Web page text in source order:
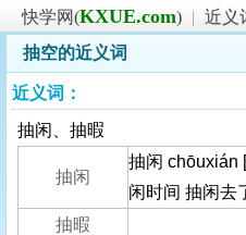
快学网(KXUE.com) | 近义
抽空的近义词
近义词：
抽闲、抽暇
抽闲
抽闲 chōuxián
闲时间 抽闲去
抽暇